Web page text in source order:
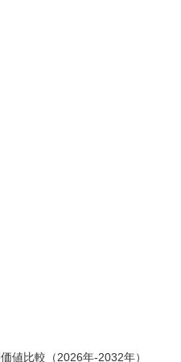
値比較（2026年-2032年）